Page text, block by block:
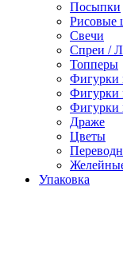
Посыпки
Рисовые
Свечи
Спреи /
Топперы
Фигурки
Фигурки
Фигурки
Драже
Цветы
Упаковка